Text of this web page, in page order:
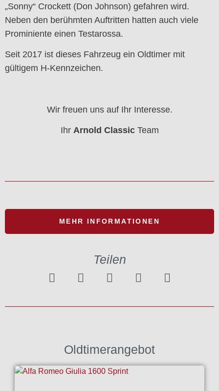
„Sonny“ Crockett (Don Johnson) gefahren wird.
Neben den berühmten Auftritten hatten auch viele
Prominiente einen Testarossa.
Seit 2017 ist dieses Fahrzeug ein Oldtimer mit
gültigem H-Kennzeichen.
Wir freuen uns auf Ihr Interesse.
Ihr Arnold ClassicTeam
MEHR INFORMATIONEN
Teilen
Oldtimerangebot